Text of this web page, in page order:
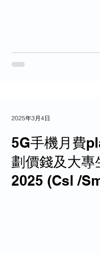
5G手機月費
劃價錢及大專
2025 (Csl /
2025年3月4日